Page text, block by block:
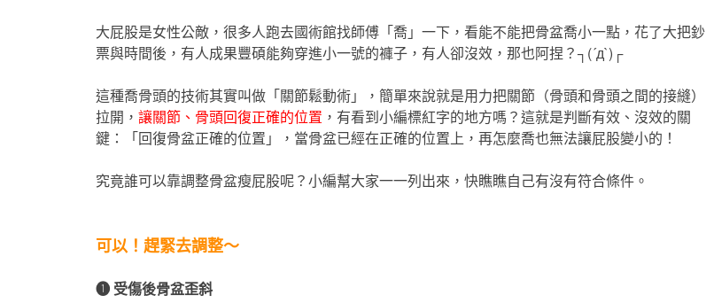
大屁股是女性公敵，很多人跑去國術館找師傅「喬」一下，看能不能把骨盆喬小一點，花了大把鈔
票與時間後，有人成果豐碩能夠穿進小一號的褲子，有人卻沒效，那也阿捏？┐(´д`)┌
這種喬骨頭的技術其實叫做「關節鬆動術」，簡單來說就是用力把關節（骨頭和骨頭之間的接縫）
拉開， 讓關節、骨頭回復正確的位置 ，有看到小編標紅字的地方嗎？這就是判斷有效、沒效的關
鍵：「回復骨盆正確的位置」，當骨盆已經在正確的位置上，再怎麼喬也無法讓屁股變小的！
究竟誰可以靠調整骨盆瘦屁股呢？小編幫大家一一列出來，快瞧瞧自己有沒有符合條件。
可以！趕緊去調整～
❶ 受傷後骨盆歪斜